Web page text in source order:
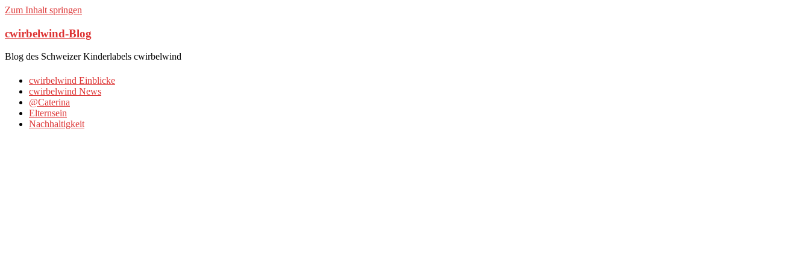
Zum Inhalt springen
cwirbelwind-Blog
Blog des Schweizer Kinderlabels cwirbelwind
cwirbelwind Einblicke
cwirbelwind News
@Caterina
Elternsein
Nachhaltigkeit